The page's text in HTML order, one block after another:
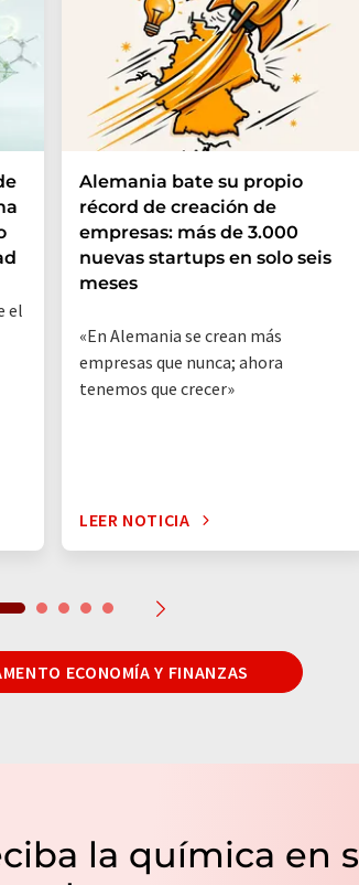
el
Alemania bate su propio
récord de creación de
empresas: más de 3.000
nuevas startups en solo seis
meses
«En Alemania se crean más
empresas que nunca; ahora
tenemos que crecer»
LEER NOTICIA
ECONOMÍA Y FINANZAS
la química en